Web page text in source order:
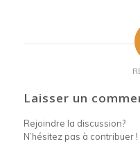
Laisser un
Rejoindre la discussion?
N’hésitez pas à contribuer !